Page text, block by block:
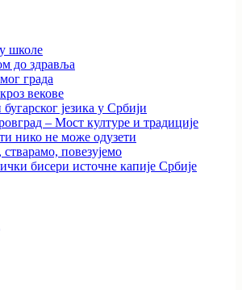
школе
до здравља
града
векове
језика у Србији
– Мост културе и традиције
нико не може одузети
повезујемо
бисери источне капије Србије